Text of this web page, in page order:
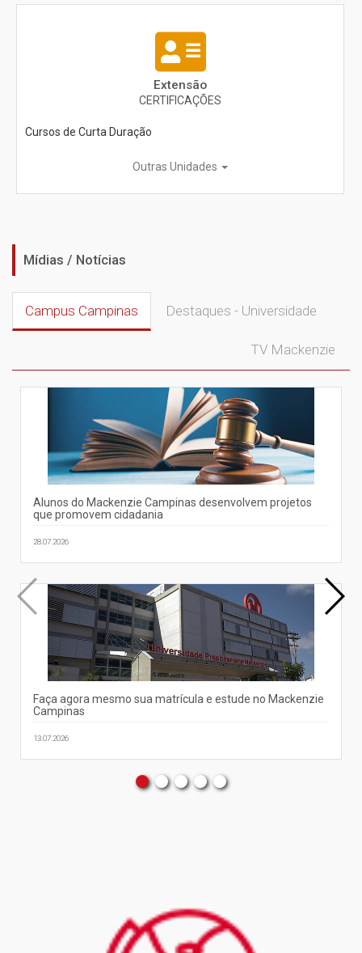
Extensão
CERTIFICAÇÕES
Cursos de Curta Duração
Outras Unidades
Mídias / Notícias
Campus Campinas Destaques - Universidade
TV Mackenzie
Alunos do Mackenzie Campinas desenvolvem projetos
que promovem cidadania
28.07.2026
Faça agora mesmo sua matrícula e estude no Mackenzie
Campinas
13.07.2026